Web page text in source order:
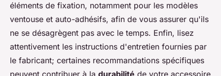
éléments de fixation, notamment pour les modèles
ventouse et auto-adhésifs, afin de vous assurer qu'ils
ne se désagrègent pas avec le temps. Enfin, lisez
attentivement les instructions d'entretien fournies par
le fabricant; certaines recommandations spécifiques